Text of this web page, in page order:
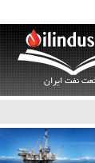
نفت ایران